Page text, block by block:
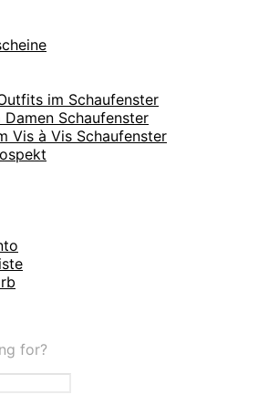
im Schaufenster
Schaufenster
Vis à Vis Schaufenster
for?